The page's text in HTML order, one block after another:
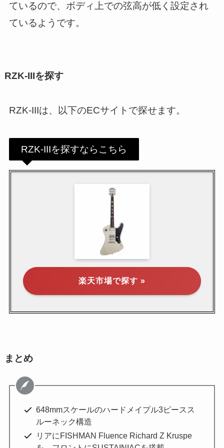
ているので、ボディ上での弦高が低く設定され
ているようです。
RZK-IIIを探す
RZK-IIIは、以下のECサイトで探せます。
RZK-IIIを探すならこちら
楽天市場で探す »
まとめ
648mmスケールのハードメイプル3ピースス
ルーネック構造
リアにFISHMAN Fluence Richard Z Kruspe